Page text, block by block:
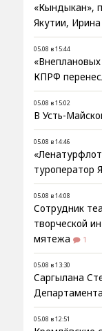
«Кындыкан»,
Якутии,
05.08 в 15:44
КПРФ
05.08 в 15:02
В Усть-
05.08 в 14:46
туроператор
05.08 в 14:08
Сотрудник
творческой
мятежа
1
05.08 в 13:30
Саргылана
05.08 в 12:51